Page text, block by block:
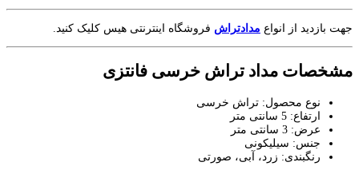
جهت بازدید از انواع مدادتراش فروشگاه اینترنتی هیس کلیک کنید.
مشخصات مداد تراش خرسی فانتزی
نوع محصول: تراش خرسی
ارتفاع: 5 سانتی متر
عرض: 3 سانتی متر
جنس: سیلیکونی
رنگبندی: زرد، آبی، صورتی